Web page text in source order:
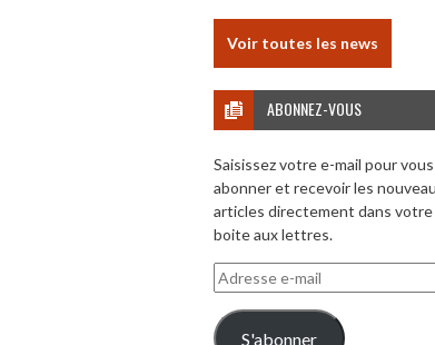
Voir toutes les news
ABONNEZ-VOUS
Saisissez votre e-mail pour vous
abonner et recevoir les
articles directement dans votre
boite aux lettres.
Adresse
e-
mail
S'abonner